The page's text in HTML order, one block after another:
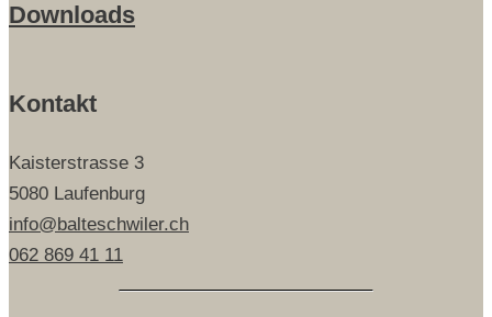
Downloads
Kontakt
Kaisterstrasse 3
5080 Laufenburg
info@balteschwiler.ch
062 869 41 11